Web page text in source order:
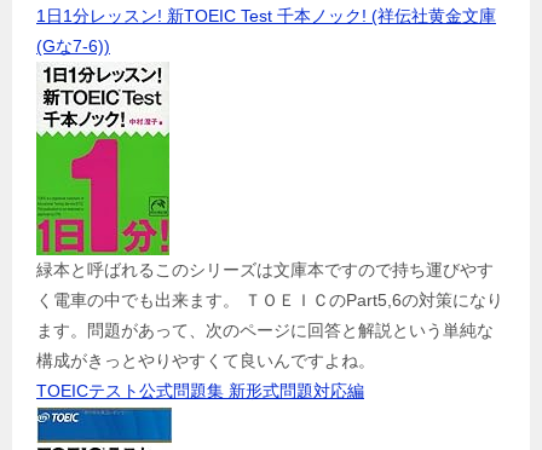
1日1分レッスン! 新TOEIC Test 千本ノック! (祥伝社黄金文庫
(Gな7-6))
緑本と呼ばれるこのシリーズは文庫本ですので持ち運びやす
く電車の中でも出来ます。 ＴＯＥＩＣのPart5,6の対策になり
ます。問題があって、次のページに回答と解説という単純な
構成がきっとやりやすくて良いんですよね。
TOEICテスト公式問題集 新形式問題対応編